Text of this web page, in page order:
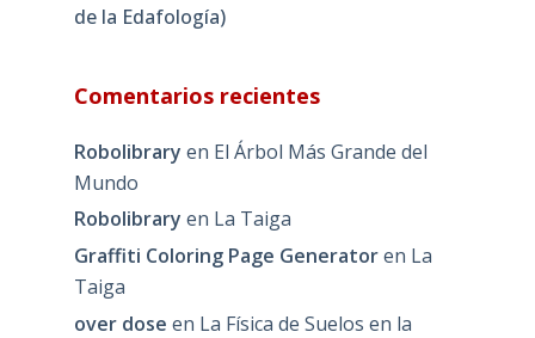
de la Edafología)
Comentarios recientes
Robolibrary en El Árbol Más Grande del
Mundo
Robolibrary en La Taiga
Graffiti Coloring Page Generatoren La
Taiga
over dose en La Física de Suelos en la